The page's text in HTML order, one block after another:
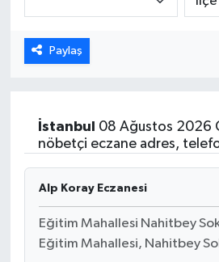
Paylaş
İstanbul
08 Ağustos 2026
nöbetçi eczane adres,
Alp Koray Eczanesi
Eğitim Mahallesi Nahitbey
Eğitim Mahallesi, Nahitbey
Emet
Foto Galeri